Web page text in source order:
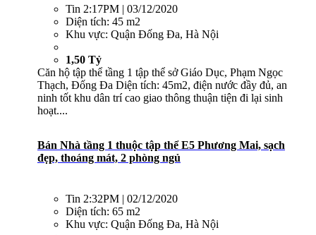
Tin 2:17PM | 03/12/2020
Diện tích: 45 m2
Khu vực: Quận Đống Đa, Hà Nội
1,50 Tỷ
Căn hộ tập thể tầng 1 tập thể sở Giáo Dục, Phạm Ngọc
Thạch, Đống Đa Diện tích: 45m2, điện nước đầy đủ, an
ninh tốt khu dân trí cao giao thông thuận tiện đi lại sinh
hoạt....
Bán Nhà tầng 1 thuộc tập thể E5 Phương Mai, sạch
đẹp, thoáng mát, 2 phòng ngủ
Tin 2:32PM | 02/12/2020
Diện tích: 65 m2
Khu vực: Quận Đống Đa, Hà Nội